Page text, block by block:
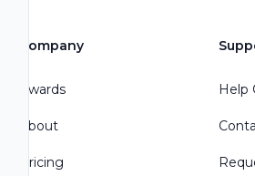
Company
Awards
About
Pricing
Help